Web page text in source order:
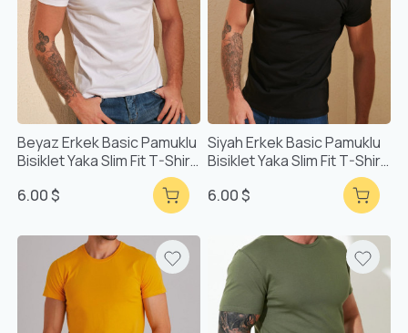
Beyaz Erkek Basic Pamuklu
Bisiklet Yaka Slim Fit T-Shirt
6.00 $
Siyah Erkek Basic Pamuklu
Bisiklet Yaka Slim Fit T-Shirt
6.00 $